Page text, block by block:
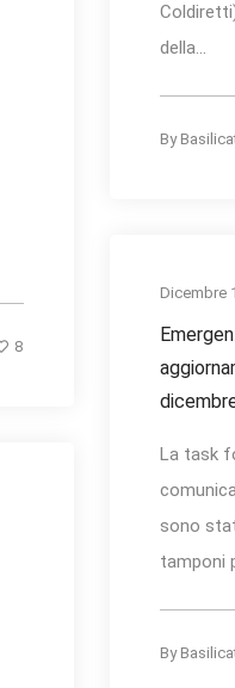
della...
By
8
Dicembre
La task
sono
tamponi
By